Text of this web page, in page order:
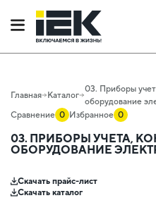
Главная Каталог
03. Приборы
оборудование
Сравнение 0 Избранное 0
03. ПРИБОРЫ УЧЕТА,
ОБОРУДОВАНИЕ
Скачать прайс-лист
Скачать каталог